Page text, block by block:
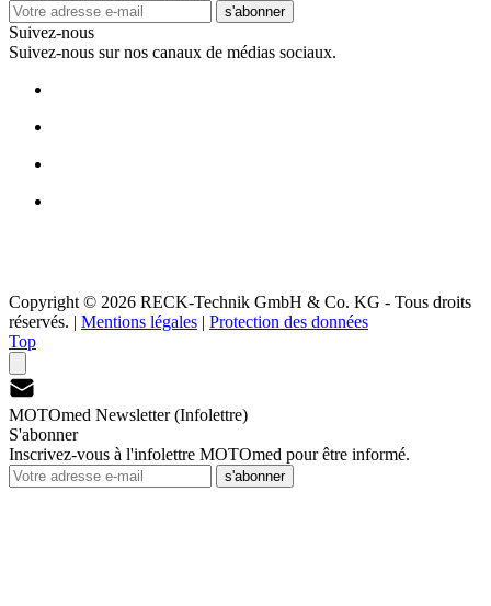
s'abonner
Suivez-nous
Suivez-nous sur nos canaux de médias sociaux.
Copyright © 2026 RECK-Technik GmbH & Co. KG - Tous droits
réservés. | Mentions légales | Protection des données
Top
MOTOmed Newsletter (Infolettre)
S'abonner
Inscrivez-vous à l'infolettre MOTOmed pour être informé.
s'abonner